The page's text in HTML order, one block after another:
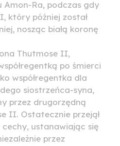
Amon-Ra, podczas gdy
który później został
nosząc białą koronę
Thutmose II,
po śmierci
współregentka dla
siostrzeńca-syna,
przez drugorzędną
II. Ostatecznie przejął
ustanawiając się
przez